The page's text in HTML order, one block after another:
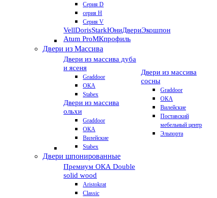
Серия D
серия H
Серия V
VellDorisStarkЮниДвериЭкошпон
Atum ProМКпрофиль
Двери из Массива
Двери из массива дуба
и ясеня
Graddoor
ОКА
Stabex
Двери из массива
ольхи
Graddoor
ОКА
Вилейские
Stabex
Двери из массива
сосны
Graddoor
ОКА
Вилейские
Поставский
мебельный центр
Эльпорта
Двери шпонированные
Премиум ОКА Double
solid wood
Aristokrat
Classic